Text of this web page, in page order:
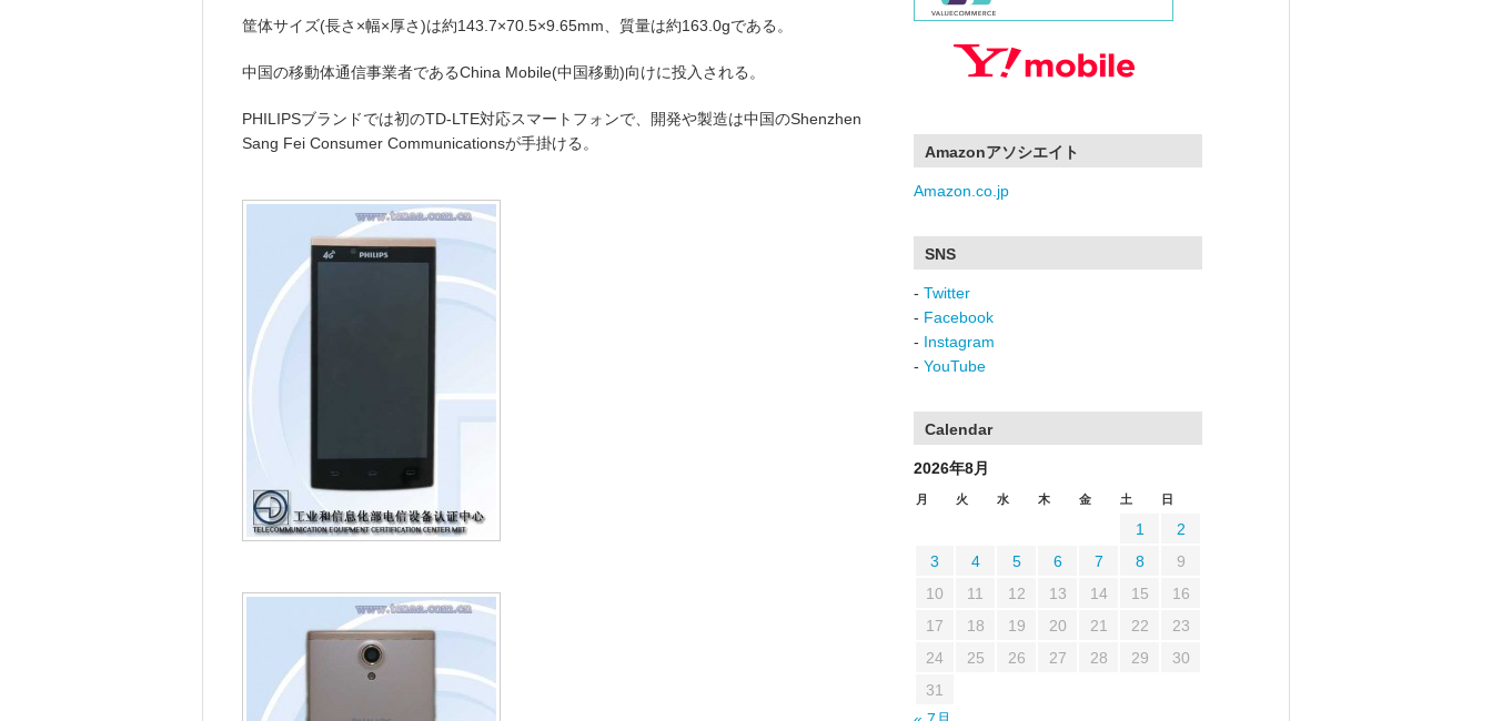
筐体サイズ(長さ×幅×厚さ)は約143.7×70.5×9.65mm、質量は約163.0gである。
中国の移動体通信事業者であるChina Mobile(中国移動)向けに投入される。
PHILIPSブランドでは初のTD-LTE対応スマートフォンで、開発や製造は中国のShenzhen
Sang Fei Consumer Communicationsが手掛ける。
Amazonアソシエイト
Amazon.co.jp
SNS
- Twitter
- Facebook
- Instagram
- YouTube
Calendar
2026年8月
月 火 水 木 金 土 日
1
2
3
4 5 6 7 8
9
10
11 12 13 14 15
16
17
18 19 20 21 22
23
24
25 26 27 28 29
30
31